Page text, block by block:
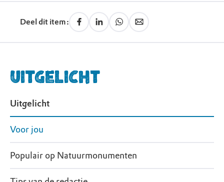
Deel dit item:
Uitgelicht
Uitgelicht
Voor jou
Populair op Natuurmonumenten